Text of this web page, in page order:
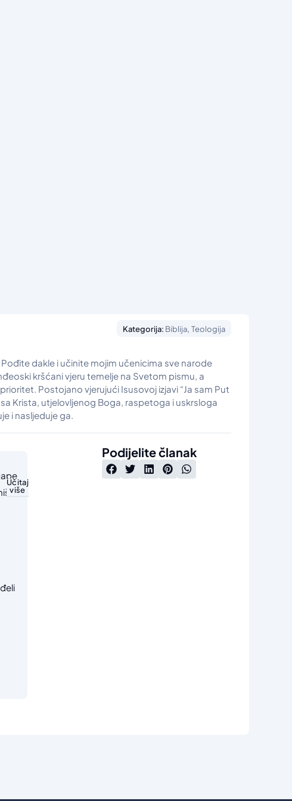
Kategorija: Biblija, Teologija
dakle i učinite mojim učenicima sve narode
kršćani vjeru temelje na Svetom pismu, a
Postojano vjerujući Isusovoj izjavi “Ja sam Put
Krista, utjelovljenog Boga, raspetoga i uskrsloga
i nasljeduje ga.
Učitaj
više
Podijelite članak